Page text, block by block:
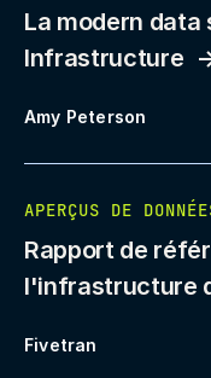
La modern
Infrastructure
Amy Peterson
APERÇUS DE
Rapport de
l'infrastructure
Fivetran